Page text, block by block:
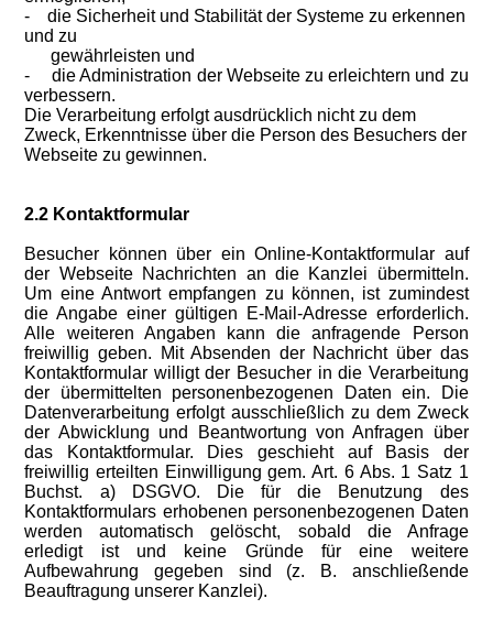
-
die Sicherheit und Stabilität der Systeme zu erkennen
und zu
gewährleisten und
-
die Administration der Webseite zu erleichtern und zu
verbessern.
Die Verarbeitung erfolgt ausdrücklich nicht zu dem
Zweck, Erkenntnisse über die Person des Besuchers der
Webseite zu gewinnen.
2.2 Kontaktformular
Besucher können über ein Online-Kontaktformular auf
der Webseite Nachrichten an die Kanzlei übermitteln.
Um eine Antwort empfangen zu können, ist zumindest
die Angabe einer gültigen E-Mail-Adresse erforderlich.
Alle weiteren Angaben kann die anfragende Person
freiwillig geben. Mit Absenden der Nachricht über das
Kontaktformular willigt der Besucher in die Verarbeitung
der übermittelten personenbezogenen Daten ein. Die
Datenverarbeitung erfolgt ausschließlich zu dem Zweck
der Abwicklung und Beantwortung von Anfragen über
das Kontaktformular. Dies geschieht auf Basis der
freiwillig erteilten Einwilligung gem. Art. 6 Abs. 1 Satz 1
Buchst. a) DSGVO. Die für die Benutzung des
Kontaktformulars erhobenen personenbezogenen Daten
werden automatisch gelöscht, sobald die Anfrage
erledigt ist und keine Gründe für eine weitere
Aufbewahrung gegeben sind (z. B. anschließende
Beauftragung unserer Kanzlei).